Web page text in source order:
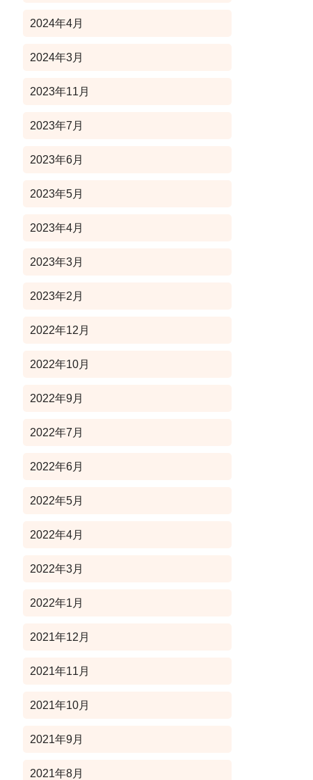
2024年4月
2024年3月
2023年11月
2023年7月
2023年6月
2023年5月
2023年4月
2023年3月
2023年2月
2022年12月
2022年10月
2022年9月
2022年7月
2022年6月
2022年5月
2022年4月
2022年3月
2022年1月
2021年12月
2021年11月
2021年10月
2021年9月
2021年8月